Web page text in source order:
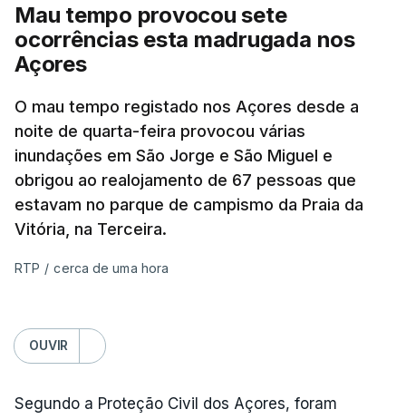
Mau tempo provocou sete
ocorrências esta madrugada nos
Açores
O mau tempo registado nos Açores desde a
noite de quarta-feira provocou várias
inundações em São Jorge e São Miguel e
obrigou ao realojamento de 67 pessoas que
estavam no parque de campismo da Praia da
Vitória, na Terceira.
RTP / cerca de uma hora
OUVIR
Segundo a Proteção Civil dos Açores, foram